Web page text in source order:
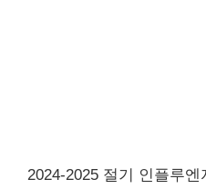
2024-2025 절기 인플루